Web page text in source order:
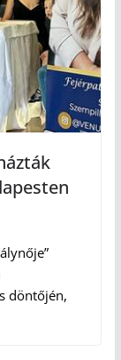
döntőjén,